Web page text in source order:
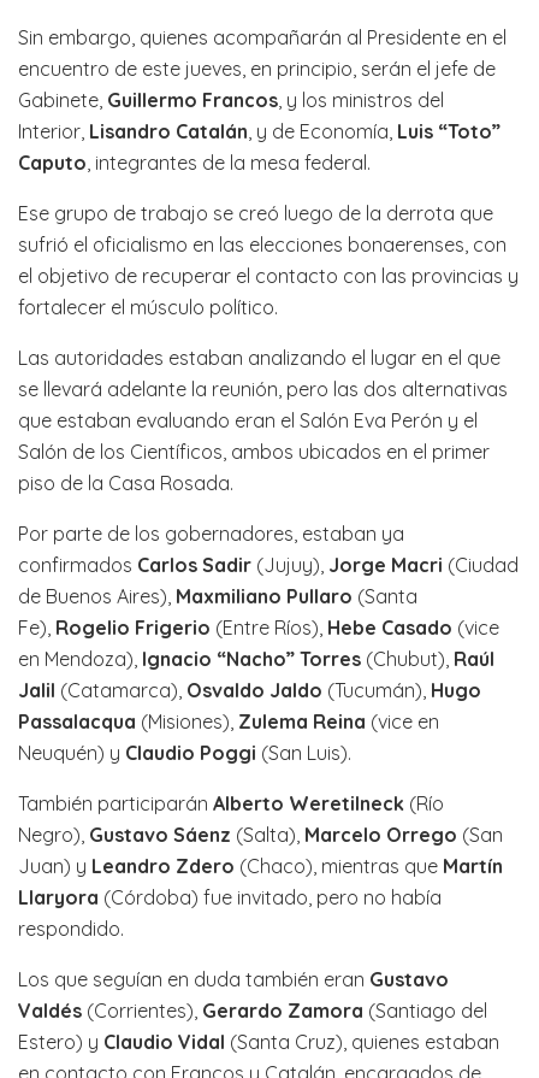
Sin embargo, quienes acompañarán al Presidente en el
encuentro de este jueves, en principio, serán el jefe de
Gabinete, Guillermo Francos , y los ministros del
Interior, Lisandro Catalán , y de Economía, Luis “Toto”
Caputo , integrantes de la mesa federal.
Ese grupo de trabajo se creó luego de la derrota que
sufrió el oficialismo en las elecciones bonaerenses, con
el objetivo de recuperar el contacto con las provincias y
fortalecer el músculo político.
Las autoridades estaban analizando el lugar en el que
se llevará adelante la reunión, pero las dos alternativas
que estaban evaluando eran el Salón Eva Perón y el
Salón de los Científicos, ambos ubicados en el primer
piso de la Casa Rosada.
Por parte de los gobernadores, estaban ya
confirmados Carlos Sadir (Jujuy), Jorge Macri (Ciudad
de Buenos Aires), Maxmiliano Pullaro (Santa
Fe), Rogelio Frigerio (Entre Ríos), Hebe Casado (vice
en Mendoza), Ignacio “Nacho” Torres (Chubut), Raúl
Jalil (Catamarca), Osvaldo Jaldo (Tucumán), Hugo
Passalacqua (Misiones), Zulema Reina (vice en
Neuquén) y Claudio Poggi (San Luis).
También participarán Alberto Weretilneck (Río
Negro), Gustavo Sáenz (Salta), Marcelo Orrego (San
Juan) y Leandro Zdero (Chaco), mientras que Martín
Llaryora (Córdoba) fue invitado, pero no había
respondido.
Los que seguían en duda también eran Gustavo
Valdés (Corrientes), Gerardo Zamora (Santiago del
Estero) y Claudio Vidal (Santa Cruz), quienes estaban
en contacto con Francos y Catalán, encargados de